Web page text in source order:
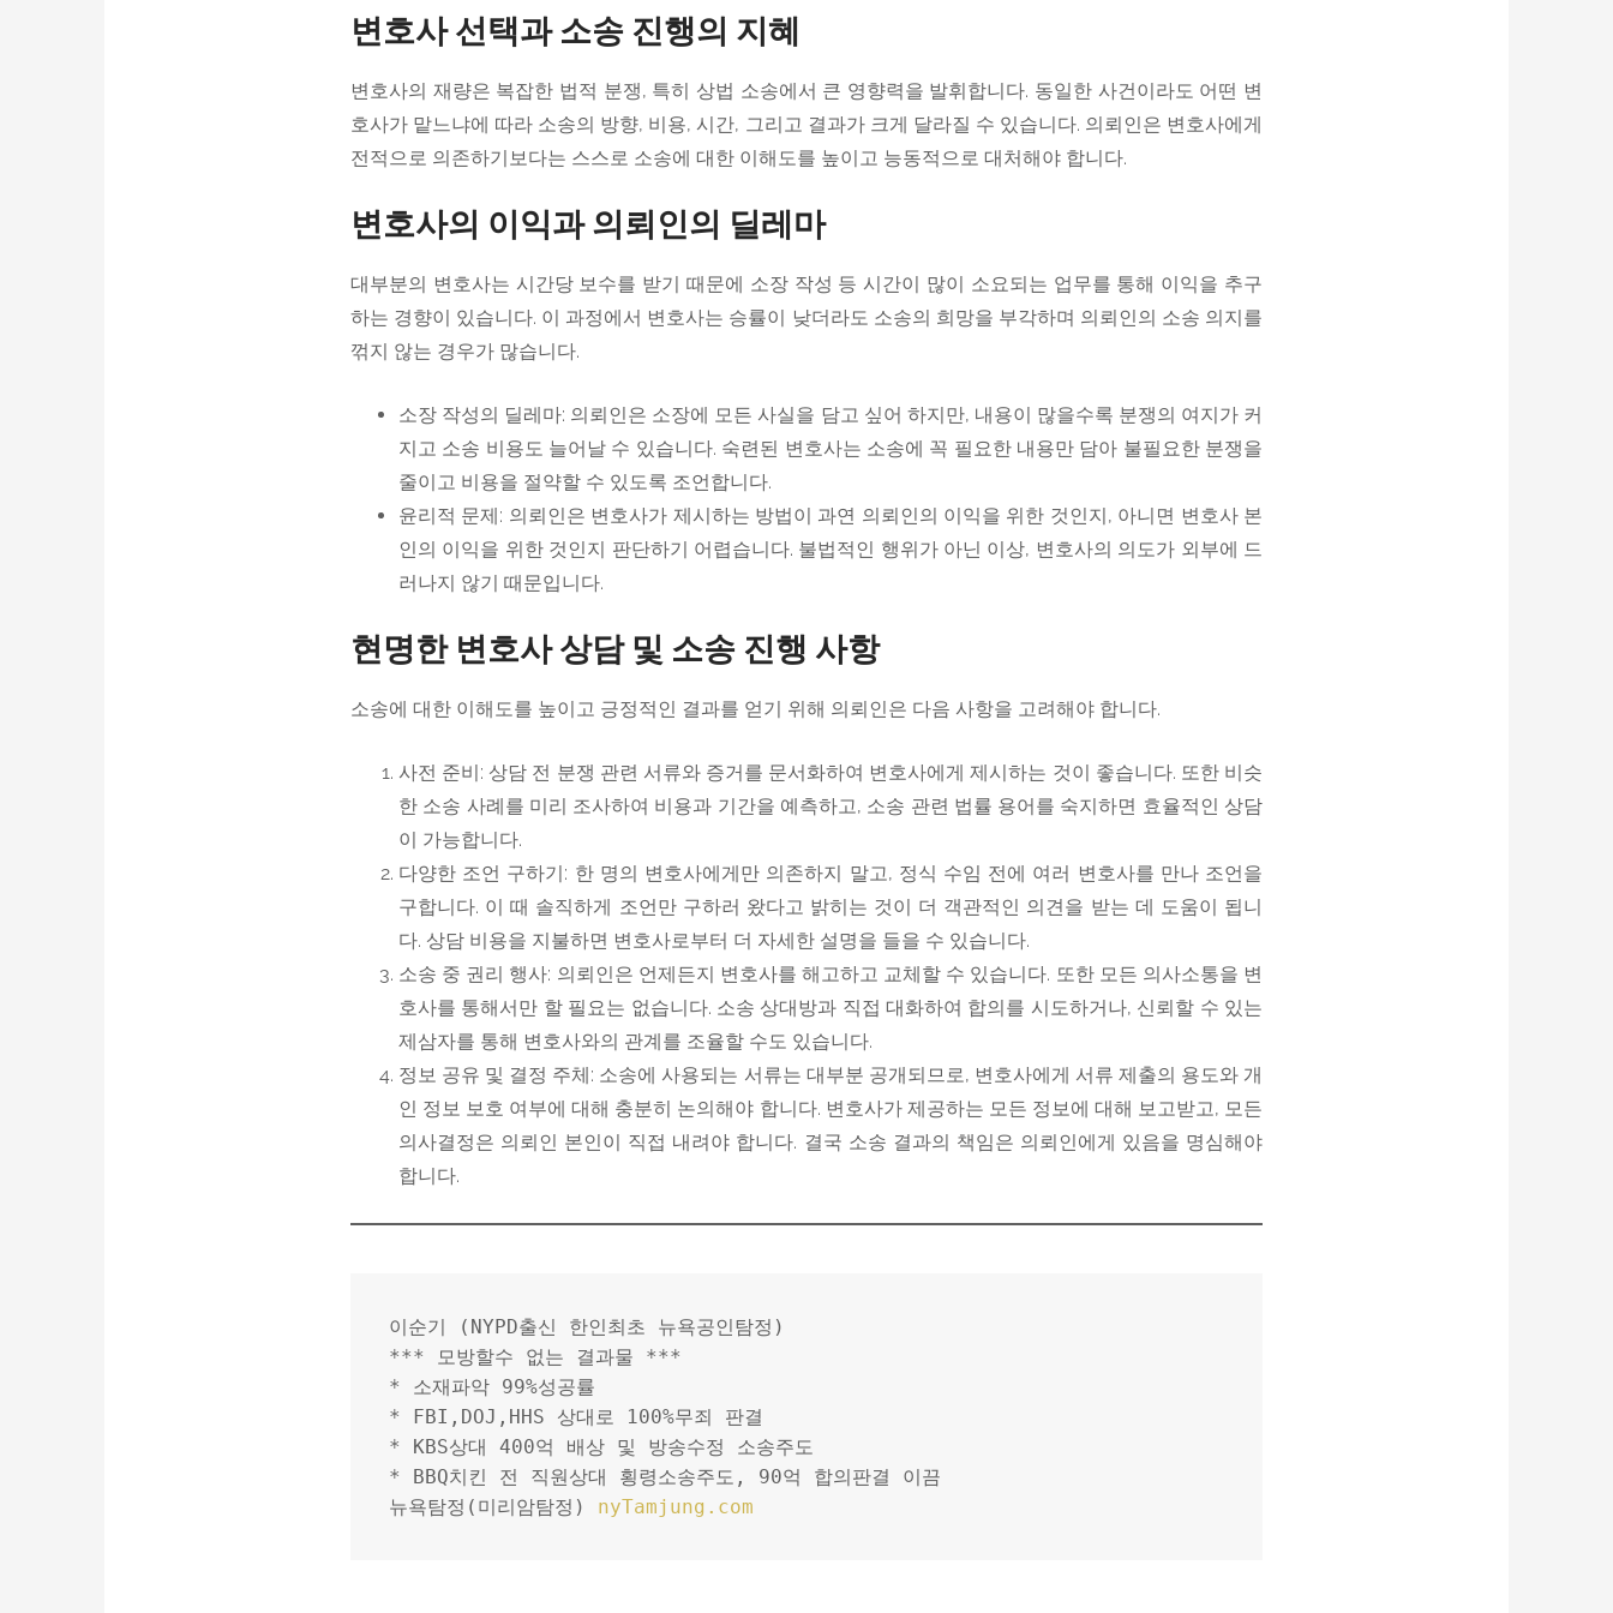
변호사 선택과 소송 진행의 지혜
변호사의 재량은 복잡한 법적 분쟁, 특히 상법 소송에서 큰 영향력을 발휘합니다. 동일한 사건이라도 어떤 변
호사가 맡느냐에 따라 소송의 방향, 비용, 시간, 그리고 결과가 크게 달라질 수 있습니다. 의뢰인은 변호사에게
전적으로 의존하기보다는 스스로 소송에 대한 이해도를 높이고 능동적으로 대처해야 합니다.
변호사의 이익과 의뢰인의 딜레마
대부분의 변호사는 시간당 보수를 받기 때문에 소장 작성 등 시간이 많이 소요되는 업무를 통해 이익을 추구
하는 경향이 있습니다. 이 과정에서 변호사는 승률이 낮더라도 소송의 희망을 부각하며 의뢰인의 소송 의지를
꺾지 않는 경우가 많습니다.
소장 작성의 딜레마: 의뢰인은 소장에 모든 사실을 담고 싶어 하지만, 내용이 많을수록 분쟁의 여지가 커
지고 소송 비용도 늘어날 수 있습니다. 숙련된 변호사는 소송에 꼭 필요한 내용만 담아 불필요한 분쟁을
줄이고 비용을 절약할 수 있도록 조언합니다.
윤리적 문제: 의뢰인은 변호사가 제시하는 방법이 과연 의뢰인의 이익을 위한 것인지, 아니면 변호사 본
인의 이익을 위한 것인지 판단하기 어렵습니다. 불법적인 행위가 아닌 이상, 변호사의 의도가 외부에 드
러나지 않기 때문입니다.
현명한 변호사 상담 및 소송 진행 사항
소송에 대한 이해도를 높이고 긍정적인 결과를 얻기 위해 의뢰인은 다음 사항을 고려해야 합니다.
사전 준비: 상담 전 분쟁 관련 서류와 증거를 문서화하여 변호사에게 제시하는 것이 좋습니다. 또한 비슷
한 소송 사례를 미리 조사하여 비용과 기간을 예측하고, 소송 관련 법률 용어를 숙지하면 효율적인 상담
이 가능합니다.
다양한 조언 구하기: 한 명의 변호사에게만 의존하지 말고, 정식 수임 전에 여러 변호사를 만나 조언을
구합니다. 이 때 솔직하게 조언만 구하러 왔다고 밝히는 것이 더 객관적인 의견을 받는 데 도움이 됩니
다. 상담 비용을 지불하면 변호사로부터 더 자세한 설명을 들을 수 있습니다.
소송 중 권리 행사: 의뢰인은 언제든지 변호사를 해고하고 교체할 수 있습니다. 또한 모든 의사소통을 변
호사를 통해서만 할 필요는 없습니다. 소송 상대방과 직접 대화하여 합의를 시도하거나, 신뢰할 수 있는
제삼자를 통해 변호사와의 관계를 조율할 수도 있습니다.
정보 공유 및 결정 주체: 소송에 사용되는 서류는 대부분 공개되므로, 변호사에게 서류 제출의 용도와 개
인 정보 보호 여부에 대해 충분히 논의해야 합니다. 변호사가 제공하는 모든 정보에 대해 보고받고, 모든
의사결정은 의뢰인 본인이 직접 내려야 합니다. 결국 소송 결과의 책임은 의뢰인에게 있음을 명심해야
합니다.
이순기 (NYPD출신 한인최초 뉴욕공인탐정)
*** 모방할수 없는 결과물 ***
* 소재파악 99%성공률
* FBI,DOJ,HHS 상대로 100%무죄 판결
* KBS상대 400억 배상 및 방송수정 소송주도
* BBQ치킨 전 직원상대 횡령소송주도, 90억 합의판결 이끔
뉴욕탐정(미리암탐정) nyTamjung.com